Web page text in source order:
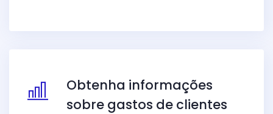
Obtenha informações
sobre gastos de clientes